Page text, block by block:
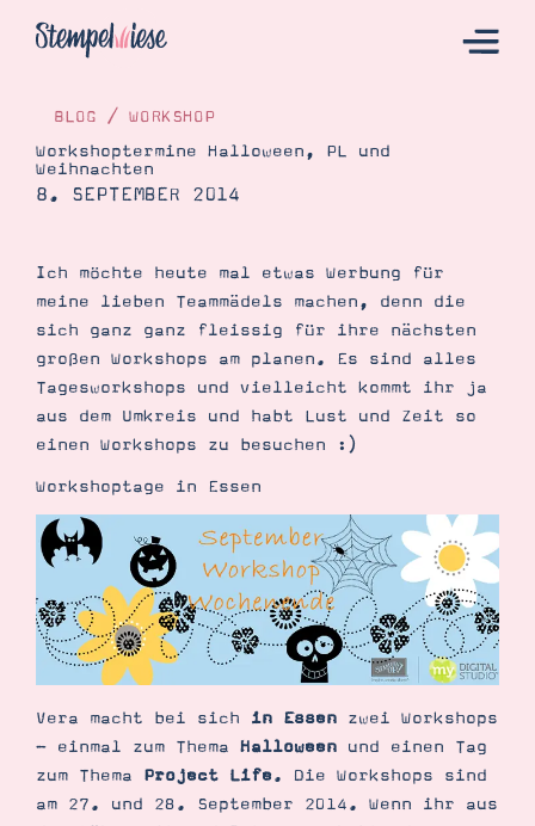
Hier Starten
Bestellen
Kontakt
Angebote
Demonstrator werden
Gutscheine
Produkte erklärt
Über mich
Über Stampin’ Up!
BLOG / WORKSHOP
Workshoptermine Halloween, PL und
Weihnachten
8. SEPTEMBER 2014
Ich möchte heute mal etwas Werbung für
meine lieben Teammädels machen, denn die
sich ganz ganz fleissig für ihre nächsten
großen Workshops am planen. Es sind alles
Tagesworkshops und vielleicht kommt ihr ja
aus dem Umkreis und habt Lust und Zeit so
einen Workshops zu besuchen :)
Workshoptage in Essen
Vera macht bei sich in Essen zwei Workshops
- einmal zum Thema Halloween und einen Tag
zum Thema Project Life. Die Workshops sind
am 27. und 28. September 2014. Wenn ihr aus